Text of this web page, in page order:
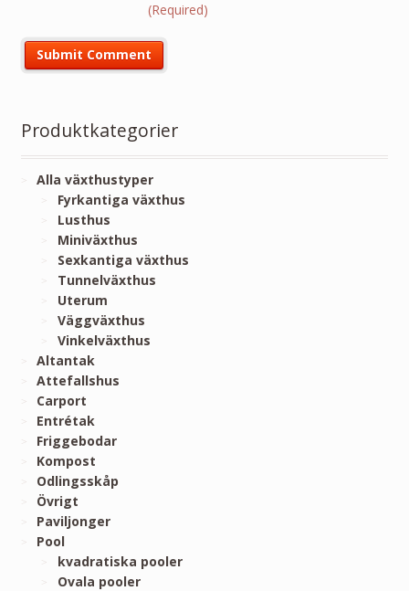
(Required)
Produktkategorier
Alla växthustyper
Fyrkantiga växthus
Lusthus
Miniväxthus
Sexkantiga växthus
Tunnelväxthus
Uterum
Väggväxthus
Vinkelväxthus
Altantak
Attefallshus
Carport
Entrétak
Friggebodar
Kompost
Odlingsskåp
Övrigt
Paviljonger
Pool
kvadratiska pooler
Ovala pooler